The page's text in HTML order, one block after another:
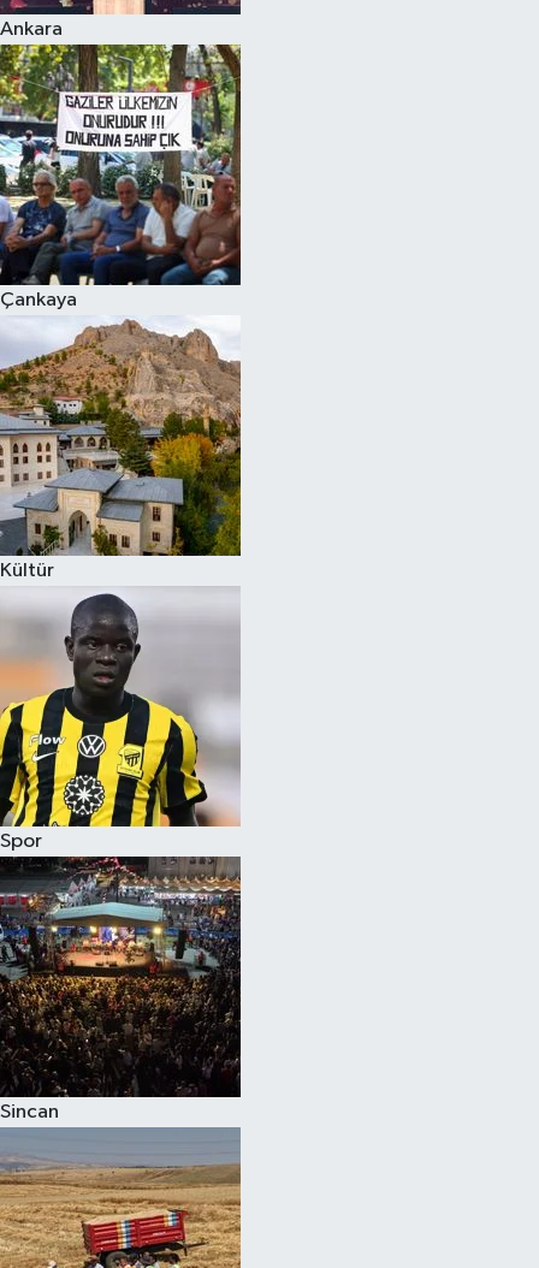
Ankara
Çankaya
Kültür
Spor
Sincan